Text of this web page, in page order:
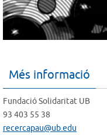
Més informació
Fundació Solidaritat UB
93 403 55 38
recercapau@ub.edu